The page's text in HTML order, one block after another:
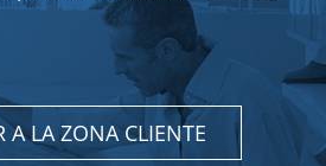
A LA ZONA CLIENTE